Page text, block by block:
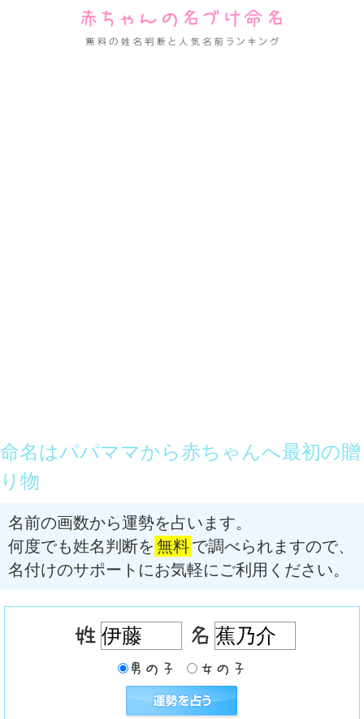
命名はパパママから赤ちゃんへ最初の贈
り物
名前の画数から運勢を占います。
何度でも姓名判断を 無料で調べられますので、
名付けのサポートにお気軽にご利用ください。